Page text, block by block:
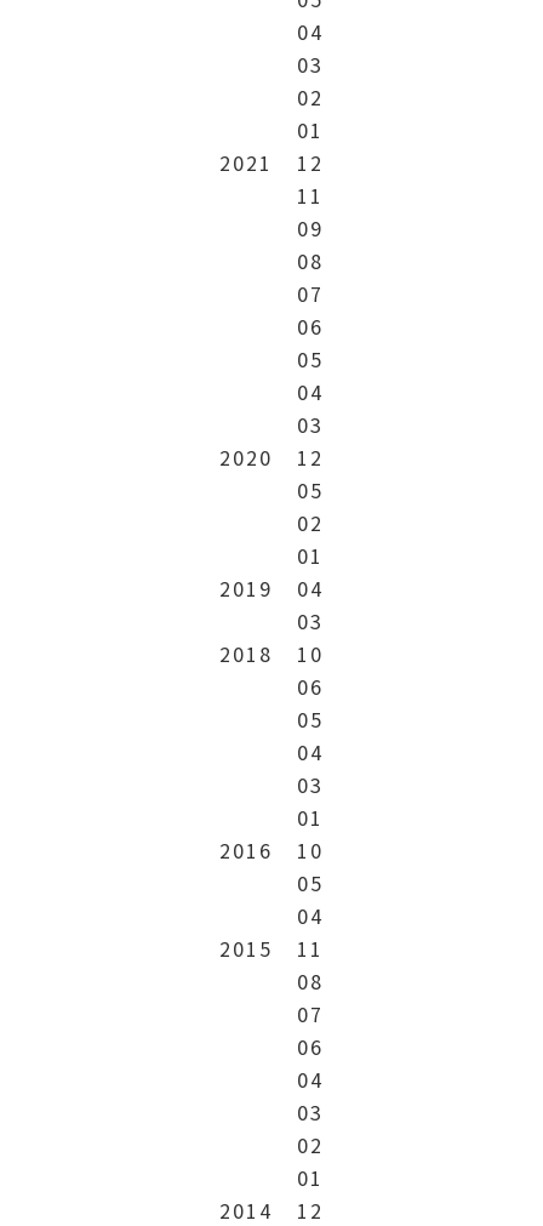
04
03
02
01
2021
12
11
09
08
07
06
05
04
03
2020
12
05
02
01
2019
04
03
2018
10
06
05
04
03
01
2016
10
05
04
2015
11
08
07
06
04
03
02
01
2014
12